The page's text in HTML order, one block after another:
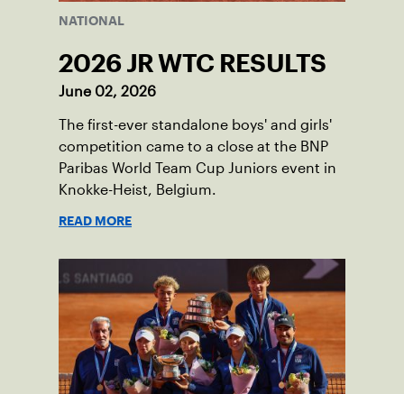
NATIONAL
2026 JR WTC RESULTS
June 02, 2026
The first-ever standalone boys' and girls'
competition came to a close at the BNP
Paribas World Team Cup Juniors event in
Knokke-Heist, Belgium.
READ MORE